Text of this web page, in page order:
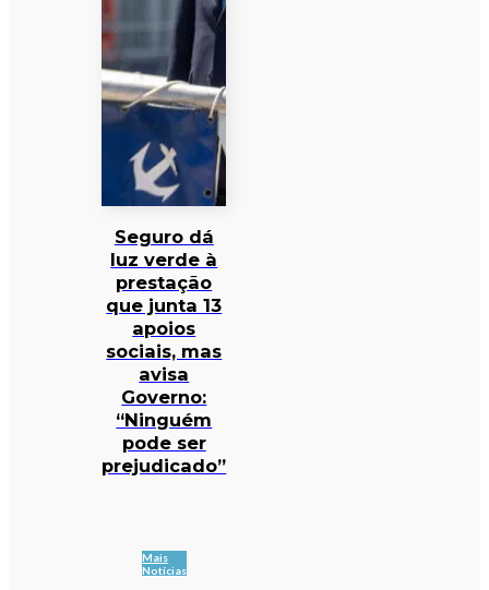
Seguro dá
luz verde à
prestação
que junta 13
apoios
sociais, mas
avisa
Governo:
“Ninguém
pode ser
prejudicado”
Mais
Notícias